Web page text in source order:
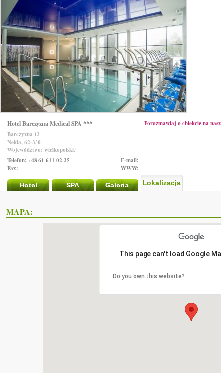
Hotel Barczyzna Medical SPA ***
Barczyzna 12
Nekla, 62-330
Województwo: wielkopolskie
Porozmawiaj o obiekcie na
Telefon: +48 61 611 02 25
Fax:
E-mail:
WWW:
Hotel SPA Galeria Lokalizacja
MAPA:
This page can't load Google
Do you own this website?